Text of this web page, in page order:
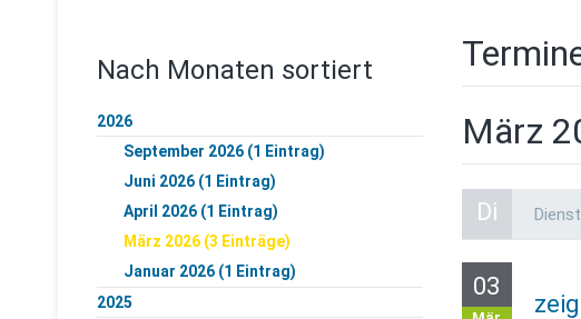
März
Di
03
Nach Monaten sortiert
2026
September 2026 (1 Eintrag)
Juni 2026 (1 Eintrag)
April 2026 (1 Eintrag)
März 2026 (3 Einträge)
Januar 2026 (1 Eintrag)
2025